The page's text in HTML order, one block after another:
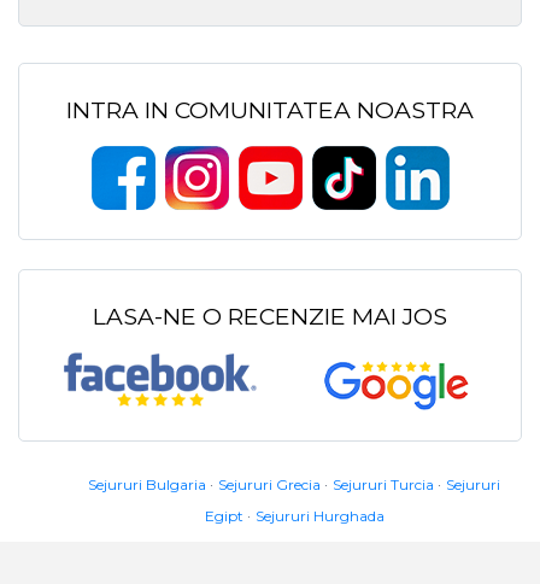
INTRA IN COMUNITATEA NOASTRA
LASA-NE O RECENZIE MAI JOS
Sejururi Bulgaria Sejururi Grecia Sejururi Turcia
Sejururi
Egipt
Sejururi Hurghada